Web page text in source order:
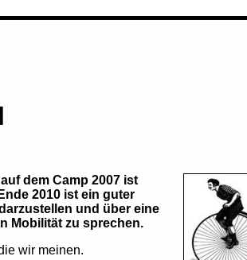
dem Camp 2007 ist
2010 ist ein guter
und über eine
Mobilität zu sprechen.
wir meinen.